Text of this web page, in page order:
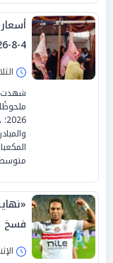
4-8-2026
الثلاثاء 04/
شهدت
متوسط
فسخ
الإثنين 03/